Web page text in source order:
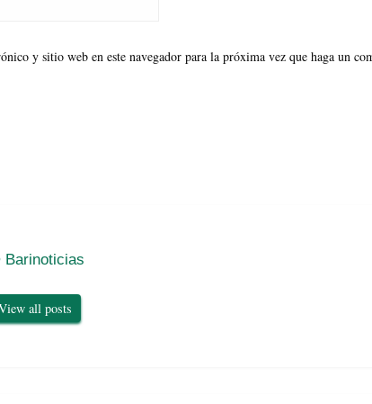
y sitio web en este navegador para la próxima vez que haga un
all posts